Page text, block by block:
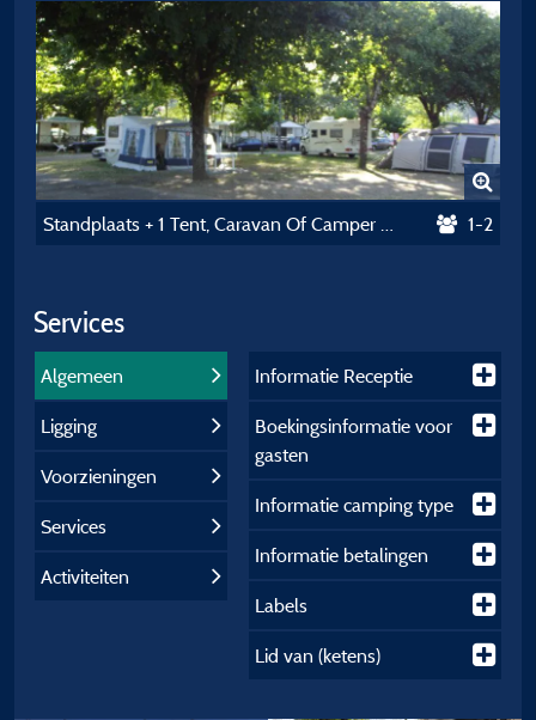
Standplaats + 1 Tent, Caravan Of Camper / 1 Auto 1-2
Services
Algemeen
Ligging
Voorzieningen
Services
Activiteiten
Informatie Receptie
Boekingsinformatie voor
gasten
Informatie camping type
Informatie betalingen
Labels
Lid van (ketens)